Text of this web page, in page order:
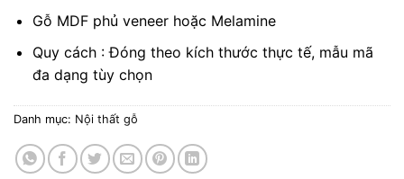
Gỗ MDF phủ veneer hoặc Melamine
Quy cách : Đóng theo kích thước thực tế, mẫu mã
đa dạng tùy chọn
Danh mục: Nội thất gỗ